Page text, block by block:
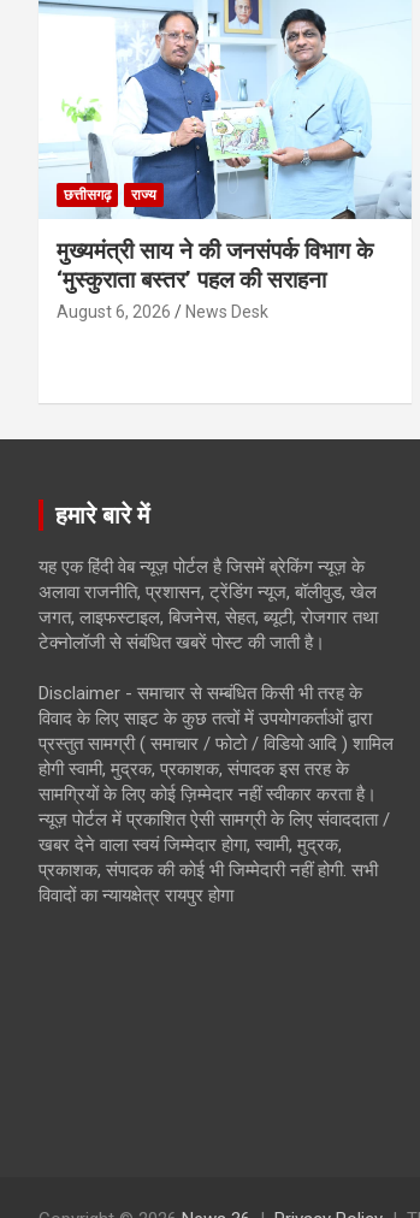
छत्तीसगढ़ राज्य
मुख्यमंत्री साय ने की जनसंपर्क विभाग के
‘मुस्कुराता बस्तर’ पहल की सराहना
August 6, 2026 News Desk
हमारे बारे में
यह एक हिंदी वेब न्यूज़ पोर्टल है जिसमें ब्रेकिंग न्यूज़ के
अलावा राजनीति, प्रशासन, ट्रेंडिंग न्यूज, बॉलीवुड, खेल
जगत, लाइफस्टाइल, बिजनेस, सेहत, ब्यूटी, रोजगार तथा
टेक्नोलॉजी से संबंधित खबरें पोस्ट की जाती है।
Disclaimer - समाचार से सम्बंधित किसी भी तरह के
विवाद के लिए साइट के कुछ तत्वों में उपयोगकर्ताओं द्वारा
प्रस्तुत सामग्री ( समाचार / फोटो / विडियो आदि ) शामिल
होगी स्वामी, मुद्रक, प्रकाशक, संपादक इस तरह के
सामग्रियों के लिए कोई ज़िम्मेदार नहीं स्वीकार करता है।
न्यूज़ पोर्टल में प्रकाशित ऐसी सामग्री के लिए संवाददाता /
खबर देने वाला स्वयं जिम्मेदार होगा, स्वामी, मुद्रक,
प्रकाशक, संपादक की कोई भी जिम्मेदारी नहीं होगी. सभी
विवादों का न्यायक्षेत्र रायपुर होगा